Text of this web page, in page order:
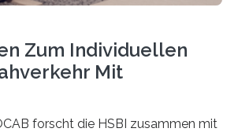
Zum Individuellen
Mit
forscht die HSBI zusammen mit